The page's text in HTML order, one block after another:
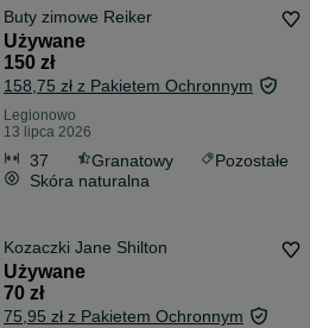
Buty zimowe Reiker
Używane
150 zł
158,75 zł z Pakietem Ochronnym
Legionowo
13 lipca 2026
37 Granatowy
Pozostałe
Skóra naturalna
Kozaczki Jane Shilton
Używane
70 zł
75,95 zł z Pakietem Ochronnym